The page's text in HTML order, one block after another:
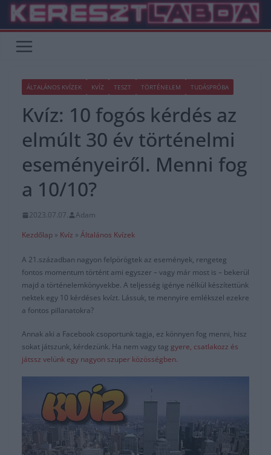
Skip
content
ÁLTALÁNOS KVÍZEK KVÍZ TESZT TÖRTÉNELEM TUDÁSPRÓBA
Kvíz: 10 fogós kérdés az
elmúlt 30 év történelmi
eseményeiről. Menni fog
a 10/10?
2023.07.07.
Adam
Kezdőlap » Kvíz » Általános Kvízek
A 21.században nagyon felpörögtek az események, rengeteg
fontos momentum történt ami egyszer – vagy már most is – bekerül
majd a történelemkönyvekbe. A teljesség igénye nélkül készítettünk
nektek egy 10 kérdéses kvízt. Lássuk, te mennyire emlékszel ezekre
a fontos pillanatokra?
Annak aki a Facebook csoportunk tagja, ez könnyen fog menni, hisz
sokat játszunk, kérdezünk. Ha nem vagy tag gyere, csatlakozz és
játssz velünk egy nagyon szuper közösségben.